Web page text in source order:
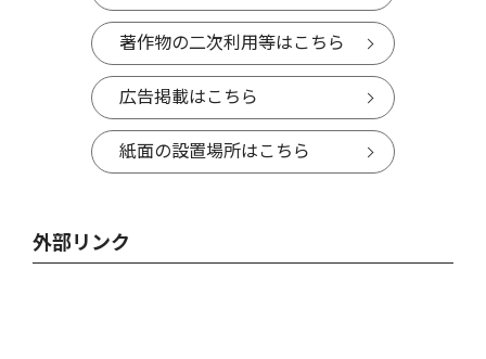
著作物の二次利用等はこちら
広告掲載はこちら
紙面の設置場所はこちら
外部リンク